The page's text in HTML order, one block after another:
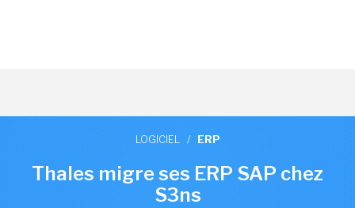
LOGICIEL / ERP
Thales migre ses ERP SAP chez
S3ns